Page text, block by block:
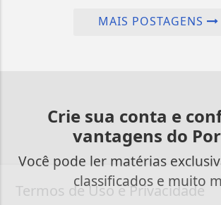
MAIS POSTAGENS
Crie sua conta e
vantagens do
Você pode ler matérias
classificados e muito
Termos de Uso e Privacidade